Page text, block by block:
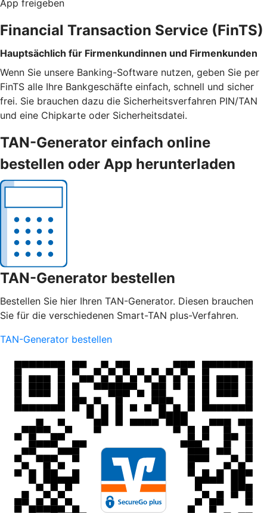
App freigeben
Financial Transaction Service (FinTS)
Hauptsächlich für Firmenkundinnen und Firmenkunden
Wenn Sie unsere Banking-Software nutzen, geben Sie per
FinTS alle Ihre Bankgeschäfte einfach, schnell und sicher
frei. Sie brauchen dazu die Sicherheitsverfahren PIN/TAN
und eine Chipkarte oder Sicherheitsdatei.
TAN-Generator einfach online
bestellen oder App herunterladen
TAN-Generator bestellen
Bestellen Sie hier Ihren TAN-Generator. Diesen brauchen
Sie für die verschiedenen Smart-TAN plus-Verfahren.
TAN-Generator bestellen